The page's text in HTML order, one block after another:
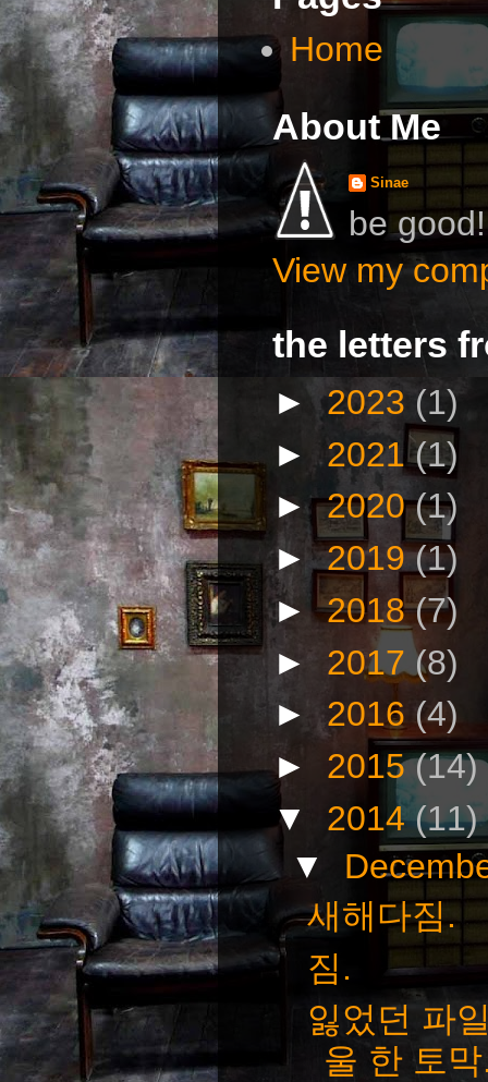
Home
About Me
Sinae
be good!
View my
the letters
►2023 (1)
►2021(1)
►2020(1)
►2019(1)
►2018(7)
► 2017(8)
►2016(4)
► 2015(14)
▼ 2014(11)
▼
새해다짐.
짐.
잃었던 파
울 한 토